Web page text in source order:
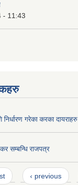
- 11:43
गरेका करका दायराहरु
स‌म्बन्धि राजपत्र
‹ previous